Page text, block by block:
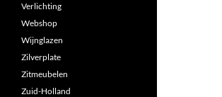
Verlichting
Webshop
Wijnglazen
Zilverplate
Zitmeubelen
Zuid-Holland